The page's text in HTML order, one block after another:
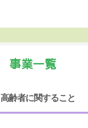
事業一覧
高齢者に関すること